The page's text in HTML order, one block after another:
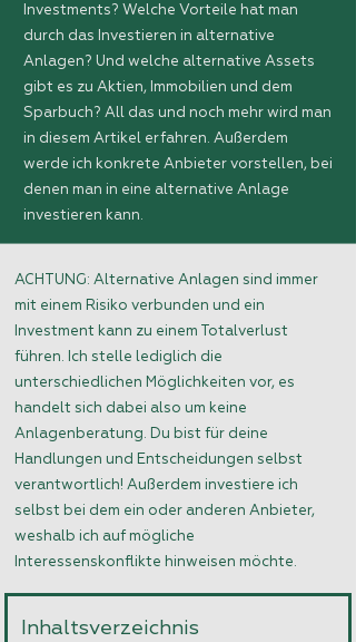
Investments? Welche Vorteile hat man
durch das Investieren in alternative
Anlagen? Und welche alternative Assets
gibt es zu Aktien, Immobilien und dem
Sparbuch? All das und noch mehr wird man
in diesem Artikel erfahren. Außerdem
werde ich konkrete Anbieter vorstellen, bei
denen man in eine alternative Anlage
investieren kann.
ACHTUNG: Alternative Anlagen sind immer
mit einem Risiko verbunden und ein
Investment kann zu einem Totalverlust
führen. Ich stelle lediglich die
unterschiedlichen Möglichkeiten vor, es
handelt sich dabei also um keine
Anlagenberatung. Du bist für deine
Handlungen und Entscheidungen selbst
verantwortlich! Außerdem investiere ich
selbst bei dem ein oder anderen Anbieter,
weshalb ich auf mögliche
Interessenskonflikte hinweisen möchte.
Inhaltsverzeichnis